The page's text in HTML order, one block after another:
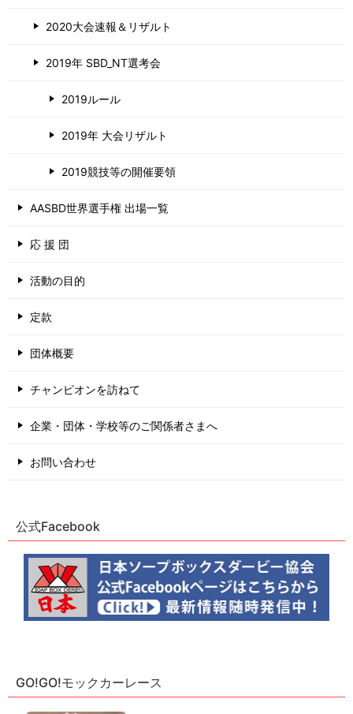
2020大会速報＆リザルト
2019年 SBD_NT選考会
2019ルール
2019年 大会リザルト
2019競技等の開催要領
AASBD世界選手権 出場一覧
応 援 団
活動の目的
定款
団体概要
チャンピオンを訪ねて
企業・団体・学校等のご関係者さまへ
お問い合わせ
公式Facebook
GO!GO!モックカーレース